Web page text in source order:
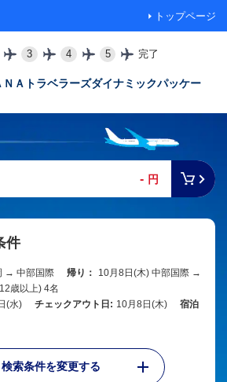
トップページ
3 4 5 完了
Ａトラベラーズダイナミックパッケー
- 円
件
→ 中部国際 帰り：
10月8日(木) 中部国際 →
歳以上) 4名
(水) チェックアウト日: 10月8日(木)
宿泊
検索条件を変更する